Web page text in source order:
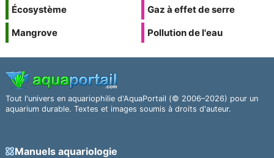
Écosystème
Mangrove
Gaz à effet de serre
Pollution de l'eau
Tout l'univers en aquariophilie d'AquaPortail (© 2006–2026) pour un
aquarium durable. Textes et images soumis à droits d'auteur.
Manuels aquariologie